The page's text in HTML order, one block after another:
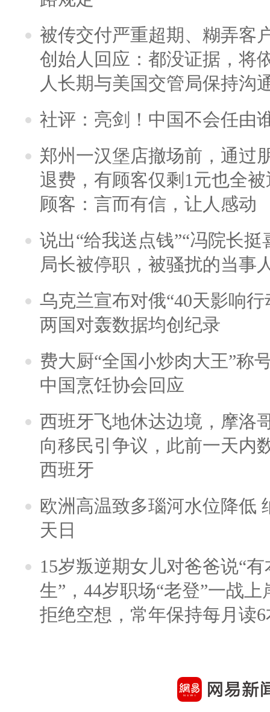
被传交付严重超期、糊弄客
创始人回应：都没证据，将
人长期与美国交管局保持沟
社评：亮剑！中国不会任由
郑州一汉堡店撤场前，通过
退费，有顾客仅剩1元也全
顾客：言而有信，让人感动
说出“给我送点钱”“冯院长
局长被停职，被骚扰的当事
乌克兰宣布对俄“40天影响
两国对轰数据均创纪录
费大厨“全国小炒肉大王”称
中国烹饪协会回应
西班牙飞地休达边境，摩洛
向移民引争议，此前一天内
西班牙
欧洲高温致多瑙河水位降低
天日
15岁叛逆期女儿对爸爸说“
生”，44岁职场“老登”一战上
拒绝空想，常年保持每月读